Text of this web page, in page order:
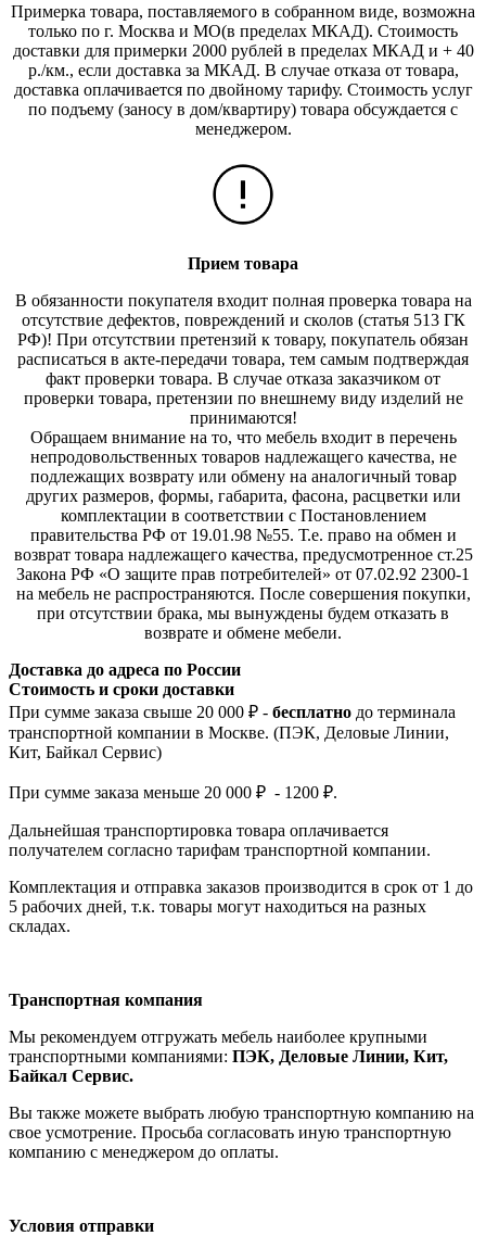
Примерка товара, поставляемого в собранном виде, возможна
только по г. Москва и МО(в пределах МКАД). Стоимость
доставки для примерки 2000 рублей в пределах МКАД и + 40
р./км., если доставка за МКАД. В случае отказа от товара,
доставка оплачивается по двойному тарифу. Стоимость услуг
по подъему (заносу в дом/квартиру) товара обсуждается с
менеджером.
Прием товара
В обязанности покупателя входит полная проверка товара на
отсутствие дефектов, повреждений и сколов (статья 513 ГК
РФ)! При отсутствии претензий к товару, покупатель обязан
расписаться в акте-передачи товара, тем самым подтверждая
факт проверки товара. В случае отказа заказчиком от
проверки товара, претензии по внешнему виду изделий не
принимаются!
Обращаем внимание на то, что мебель входит в перечень
непродовольственных товаров надлежащего качества, не
подлежащих возврату или обмену на аналогичный товар
других размеров, формы, габарита, фасона, расцветки или
комплектации в соответствии с Постановлением
правительства РФ от 19.01.98 №55. Т.е. право на обмен и
возврат товара надлежащего качества, предусмотренное ст.25
Закона РФ «О защите прав потребителей» от 07.02.92 2300-1
на мебель не распространяются. После совершения покупки,
при отсутствии брака, мы вынуждены будем отказать в
возврате и обмене мебели.
Доставка до адреса по России
Стоимость и сроки доставки
При сумме заказа свыше 20 000 ₽ - бесплатно до терминала
транспортной компании в Москве. (ПЭК, Деловые Линии,
Кит, Байкал Сервис)
При сумме заказа меньше 20 000 ₽ - 1200 ₽.
Дальнейшая транспортировка товара оплачивается
получателем согласно тарифам транспортной компании.
Комплектация и отправка заказов производится в срок от 1 до
5 рабочих дней, т.к. товары могут находиться на разных
складах.
Транспортная компания
Мы рекомендуем отгружать мебель наиболее крупными
транспортными компаниями: ПЭК, Деловые Линии, Кит,
Байкал Сервис.
Вы также можете выбрать любую транспортную компанию на
свое усмотрение. Просьба согласовать иную транспортную
компанию с менеджером до оплаты.
Условия отправки